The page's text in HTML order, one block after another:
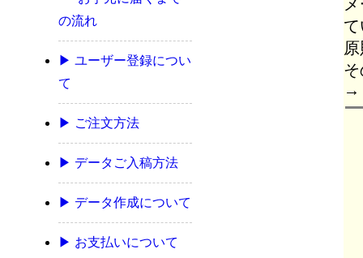
→
の流れ
▶ ユーザー登録につい
て
▶ ご注文方法
▶ データご入稿方法
▶ データ作成について
▶ お支払いについて